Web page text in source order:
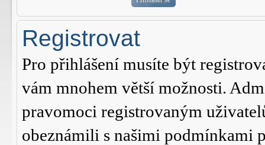
Registrovat
Pro přihlášení musíte být
vám mnohem větší možnosti.
pravomoci registrovaným
obeznámili s našimi podmínkami